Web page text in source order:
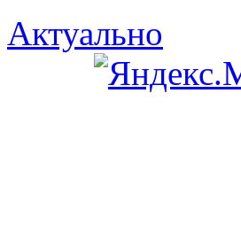
Актуально